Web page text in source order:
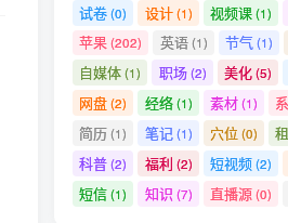
试卷(0) 设计(1) 视频课(1)
苹果(202) 英语(1) 节气(1)
自媒体(1) 职场(2) 美化(5)
网盘(2) 经络(1) 素材(1)
简历(1) 笔记 (1) 穴位 (0)
科普(2) 福利 (2) 短视频(2)
短信(1) 知识 (7) 直播源(0)